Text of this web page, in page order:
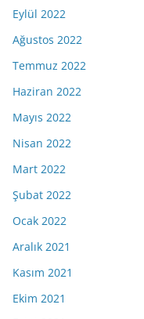
Eylül 2022
Ağustos 2022
Temmuz 2022
Haziran 2022
Mayıs 2022
Nisan 2022
Mart 2022
Şubat 2022
Ocak 2022
Aralık 2021
Kasım 2021
Ekim 2021